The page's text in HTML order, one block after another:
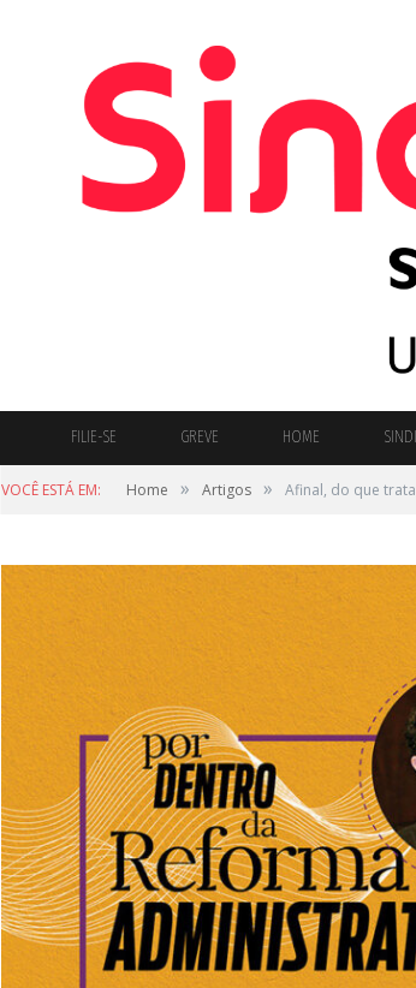
FILIE-SE GREVE HOME
VOCÊ ESTÁ EM: Home » Artigos » Afinal, do que